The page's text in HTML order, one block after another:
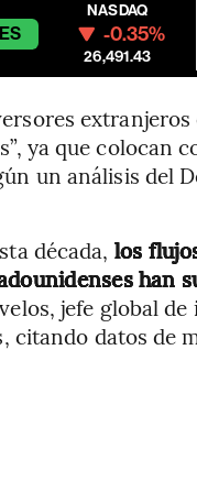
NASDAQ
-0.35%
26,491.43
ya que colocan
un análisis del
década, los
han
jefe global
citando datos de